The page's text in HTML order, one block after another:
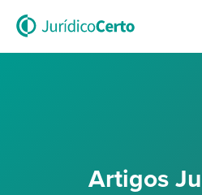
Artigos